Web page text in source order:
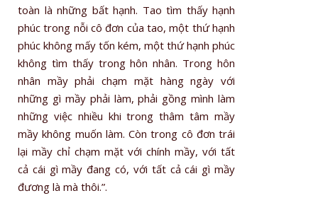
toàn là những bất hạnh. Tao tìm thấy hạnh
phúc trong nỗi cô đơn của tao, một thứ hạnh
phúc không mấy tốn kém, một thứ hạnh phúc
không tìm thấy trong hôn nhân. Trong hôn
nhân mầy phải chạm mặt hàng ngày với
những gì mầy phải làm, phải gồng mình làm
những việc nhiều khi trong thâm tâm mầy
mầy không muốn làm. Còn trong cô đơn trái
lại mầy chỉ chạm mặt với chính mầy, với tất
cả cái gì mầy đang có, với tất cả cái gì mầy
đương là mà thôi.”.